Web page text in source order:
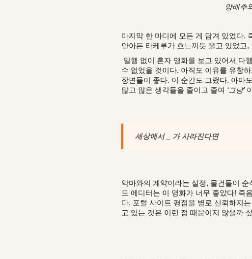
양배추
마지막 한 마디에 모든 게 담겨 있었다.
안아든 타케루가 흐느끼듯 울고 있었고
일행 없이 혼자 영화를 보고 있어서 다
수 없었을 것이다. 아직도 이유를 유창
장면들이 좋다. 이 순간도 그랬다. 아마
많고 많은 생각들을 줄이고 줄여 ‘그냥’
세상에서 _ 가 사라진다면
악마와의 계약이라는 설정, 물건들이
도 에디터는 이 영화가 너무 좋았다! 죽
다. 포털 사이트 평점을 별로 신뢰하지
고 있는 것은 이런 점 때문이지 않을까